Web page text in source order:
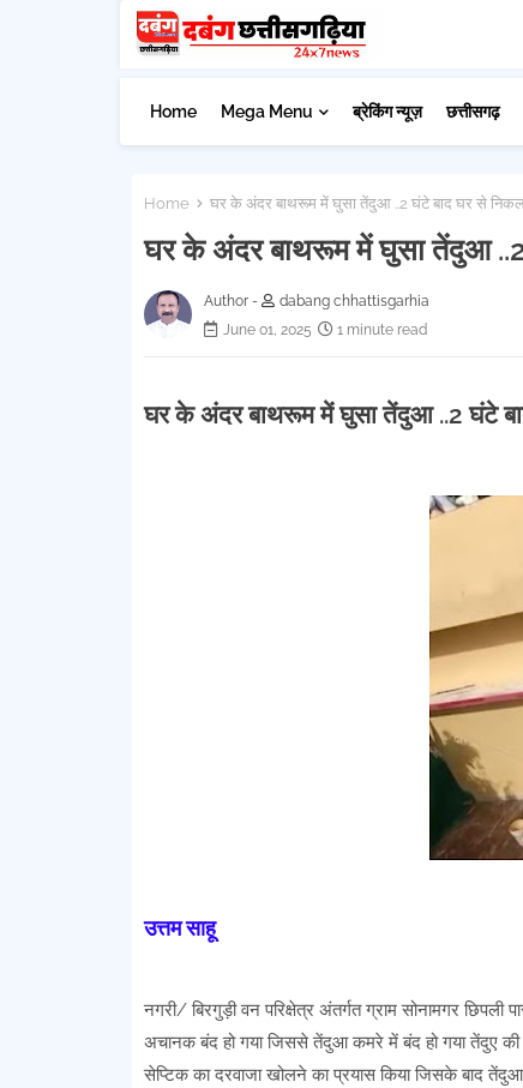
Home Mega Menu ब्रेकिंग न्यूज़ छत्तीसगढ़
Home घर के अंदर बाथरूम में घुसा तेंदुआ ..2 घंटे बाद घर से
घर के अंदर बाथरूम में घुसा तेंदुआ ..2
Author -
dabang chhattisgarhia
June 01, 2025
1 minute read
घर के अंदर बाथरूम में घुसा तेंदुआ ..2 घंटे
उत्तम साहू
नगरी/ बिरगुड़ी वन परिक्षेत्र अंतर्गत ग्राम सोनामगर
अचानक बंद हो गया जिससे तेंदुआ कमरे में बंद हो गया तेंदुए
सेप्टिक का दरवाजा खोलने का प्रयास किया जिसके बाद